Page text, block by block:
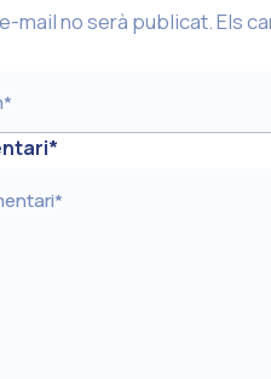
mail no serà publicat. Els
*